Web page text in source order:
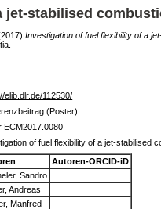
Investigation of fuel flexibility of a
elib.dlr.de/112530/
(Poster)
ECM2017.0080
of fuel flexibility of a jet‐stabilised
Autoren-ORCID-iD
Sandro
Andreas
Manfred